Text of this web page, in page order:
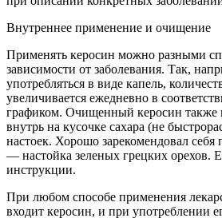
Внутреннее применение и очищение
Применять керосин можно разными
зависимости от заболевания. Так,
употребляться в виде капель,
увеличивается ежедневно в
графиком. Очищенный керосин
внутрь на кусочке сахара (не
настоек. Хорошо зарекомендовал себя
— настойка зеленых грецких орехов.
инструкции.
При любом способе применения
входит керосин, и при употреблении